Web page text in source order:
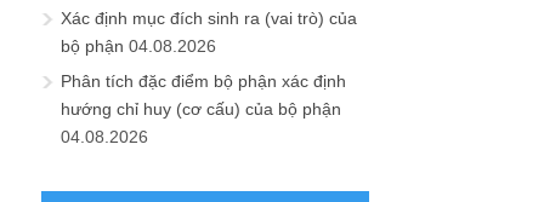
Xác định mục đích sinh ra (vai trò) của
bộ phận 04.08.2026
Phân tích đặc điểm bộ phận xác định
hướng chỉ huy (cơ cấu) của bộ phận
04.08.2026